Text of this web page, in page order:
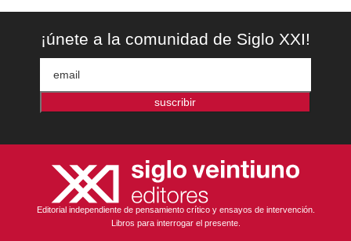
¡únete a la comunidad de Siglo XXI!
suscribir
Editorial independiente de pensamiento crítico y ensayos de intervención.
Libros para interrogar el presente.